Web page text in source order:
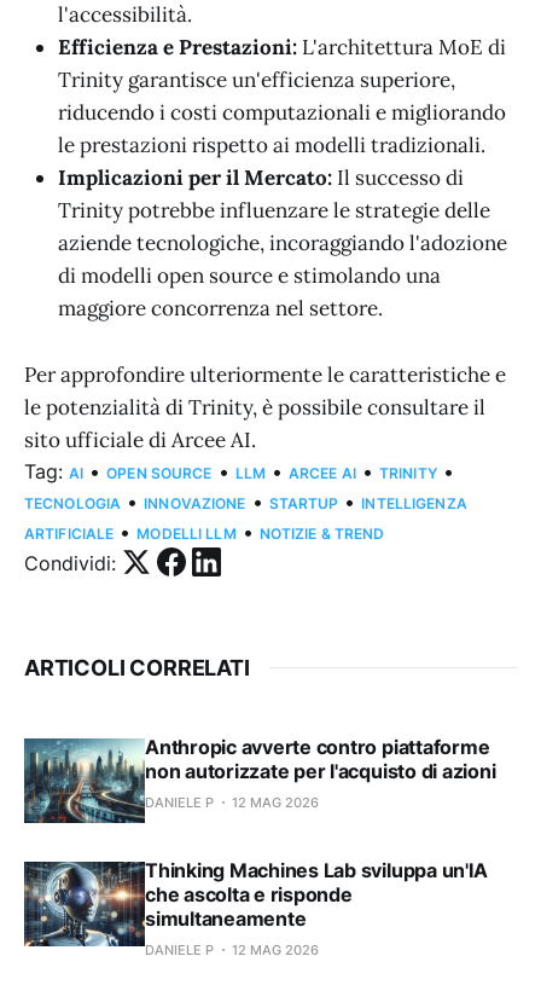
l'accessibilità.
Efficienza e Prestazioni: L'architettura MoE di
Trinity garantisce un'efficienza superiore,
riducendo i costi computazionali e migliorando
le prestazioni rispetto ai modelli tradizionali.
Implicazioni per il Mercato: Il successo di
Trinity potrebbe influenzare le strategie delle
aziende tecnologiche, incoraggiando l'adozione
di modelli open source e stimolando una
maggiore concorrenza nel settore.
Per approfondire ulteriormente le caratteristiche e
le potenzialità di Trinity, è possibile consultare il
sito ufficiale di Arcee AI.
Tag: AI • OPEN SOURCE • LLM • ARCEE AI • TRINITY •
TECNOLOGIA • INNOVAZIONE • STARTUP • INTELLIGENZA
ARTIFICIALE • MODELLI LLM • NOTIZIE & TREND
Condividi:
ARTICOLI CORRELATI
Anthropic avverte contro piattaforme
non autorizzate per l'acquisto di azioni
DANIELE P 12 MAG 2026
Thinking Machines Lab sviluppa un'IA
che ascolta e risponde
simultaneamente
DANIELE P 12 MAG 2026